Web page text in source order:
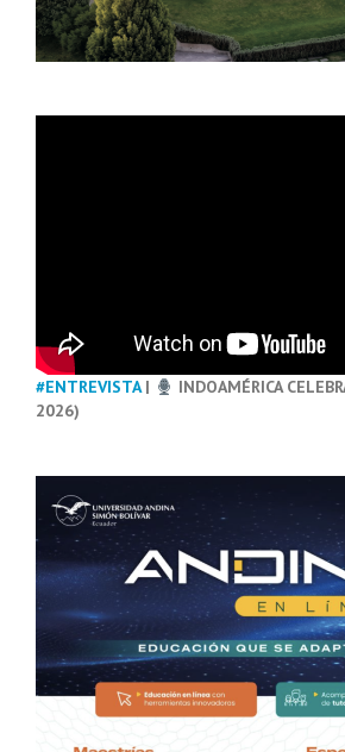
#ENTREVISTA|
INDOAMÉRICA
2026)